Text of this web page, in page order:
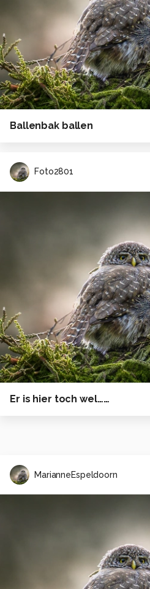
Ballenbak ballen
Foto2801
Er is hier toch wel……
MarianneEspeldoorn